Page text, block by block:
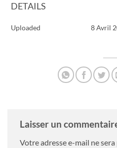
DETAILS
Uploaded 8 Avril
Laisser un
Votre adresse e-mail ne